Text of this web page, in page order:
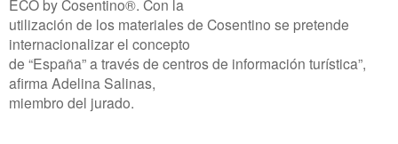
ECO by Cosentino®. Con la
utilización de los materiales de Cosentino se pretende
internacionalizar el concepto
de “España” a través de centros de información turística”,
afirma Adelina Salinas,
miembro del jurado.